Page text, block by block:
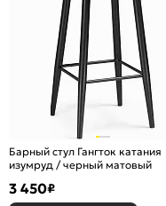
Барный стул Гангток катания
изумруд / черный матовый
3 450₽